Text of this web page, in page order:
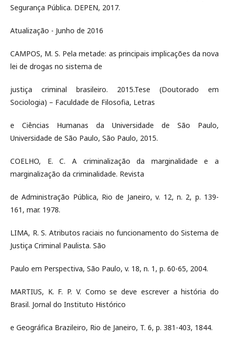
Segurança Pública. DEPEN, 2017.
Atualização - Junho de 2016
CAMPOS, M. S. Pela metade: as principais implicações da nova
lei de drogas no sistema de
justiça criminal brasileiro. 2015.Tese (Doutorado em
Sociologia) – Faculdade de Filosofia, Letras
e Ciências Humanas da Universidade de São Paulo,
Universidade de São Paulo, São Paulo, 2015.
COELHO, E. C. A criminalização da marginalidade e a
marginalização da criminalidade. Revista
de Administração Pública, Rio de Janeiro, v. 12, n. 2, p. 139-
161, mar. 1978.
LIMA, R. S. Atributos raciais no funcionamento do Sistema de
Justiça Criminal Paulista. São
Paulo em Perspectiva, São Paulo, v. 18, n. 1, p. 60-65, 2004.
MARTIUS, K. F. P. V. Como se deve escrever a história do
Brasil. Jornal do Instituto Histórico
e Geográfica Brazileiro, Rio de Janeiro, T. 6, p. 381-403, 1844.